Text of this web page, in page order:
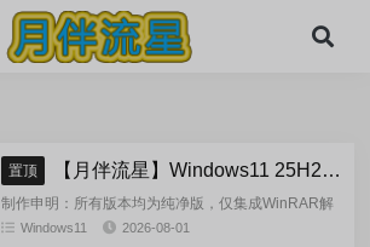
置顶 【月伴流星】Windows11 25H2 完整+适量精简多合一安装版2026.08
制作申明：所有版本均为纯净版，仅集成WinRAR解
压缩和VBCRedist_x86_x64和系统必须的软件和运
Windows11 2026-08-01